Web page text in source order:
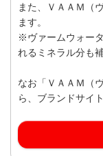
また、ＶＡＡＭ（
ます。
※ヴァームウォー
れるミネラル分も
なお「ＶＡＡＭ（
ら、ブランドサイ